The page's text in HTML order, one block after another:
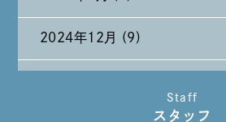
2024年12月 (9)
Staff
スタッフ